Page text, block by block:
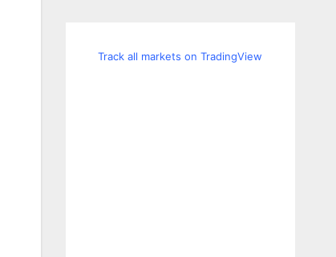
Track all markets on TradingView